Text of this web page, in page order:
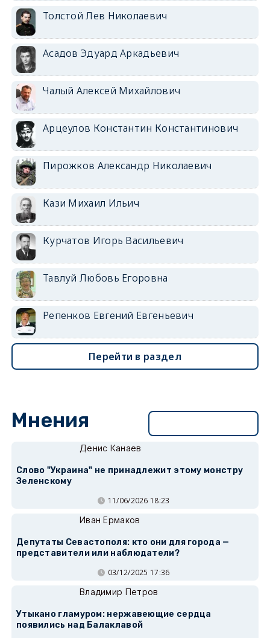
Толстой Лев Николаевич
Асадов Эдуард Аркадьевич
Чалый Алексей Михайлович
Арцеулов Константин Константинович
Пирожков Александр Николаевич
Кази Михаил Ильич
Курчатов Игорь Васильевич
Тавлуй Любовь Егоровна
Репенков Евгений Евгеньевич
Перейти в раздел
Мнения
Денис Канаев
Слово "Украина" не принадлежит этому монстру
Зеленскому
11/06/2026 18:23
Иван Ермаков
Депутаты Севастополя: кто они для города —
представители или наблюдатели?
03/12/2025 17:36
Владимир Петров
Утыкано гламуром: нержавеющие сердца
появились над Балаклавой